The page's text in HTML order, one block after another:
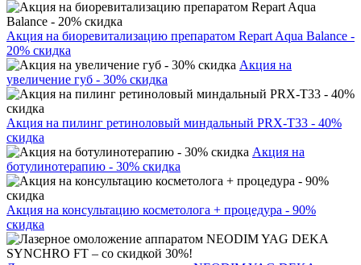
Акция на биоревитализацию препаратом Repart Aqua Balance -
20% скидка
Акция на
увеличение губ - 30% скидка
Акция на пилинг ретиноловый миндальный PRX-T33 - 40%
скидка
Акция на
ботулинотерапию - 30% скидка
Акция на консультацию косметолога + процедура - 90%
скидка